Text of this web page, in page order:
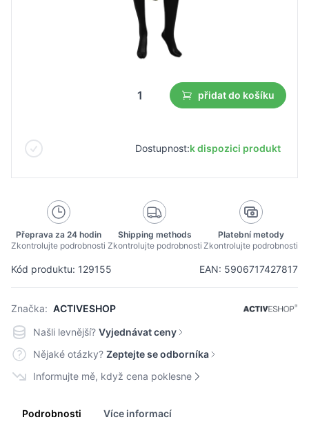
Kód produktu: 129155 EAN: 5906717427817
Značka: ACTIVESHOP
Nejnižší cena z 30 dnů před slevou:
přidat do košíku
Dostupnost:k dispozici produkt
Přeprava za 24 hodin
Zkontrolujte podrobnosti
Shipping methods
Zkontrolujte podrobnosti
Platební metody
Zkontrolujte podrobnosti
Našli levnější? Vyjednávat ceny
Nějaké otázky? Zeptejte se odborníka
Informujte mě, když cena poklesne
Podrobnosti Více informací